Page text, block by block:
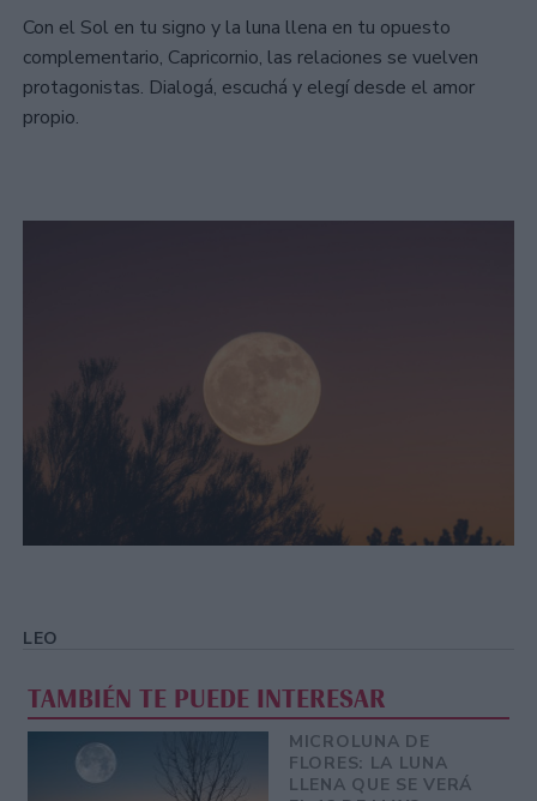
Con el Sol en tu signo y la luna llena en tu opuesto
complementario, Capricornio, las relaciones se vuelven
protagonistas. Dialogá, escuchá y elegí desde el amor
propio.
LEO
TAMBIÉN TE PUEDE INTERESAR
MICROLUNA DE
FLORES: LA LUNA
LLENA QUE SE VERÁ